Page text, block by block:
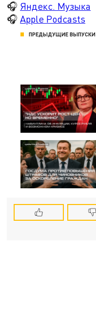
🎧 Яндекс. Музыка
🎧Apple Podcasts
ПРЕДЫДУЩИЕ ВЫПУСКИ